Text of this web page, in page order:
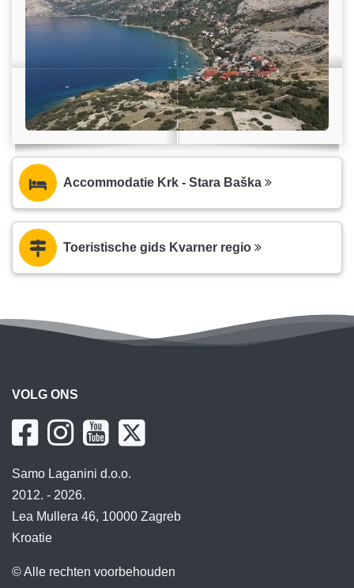
Accommodatie Krk - Stara Baška
Toeristische gids Kvarner regio
VOLG ONS
Samo Laganini d.o.o.
2012. - 2026.
Lea Mullera 46, 10000 Zagreb
Kroatie
© Alle rechten voorbehouden